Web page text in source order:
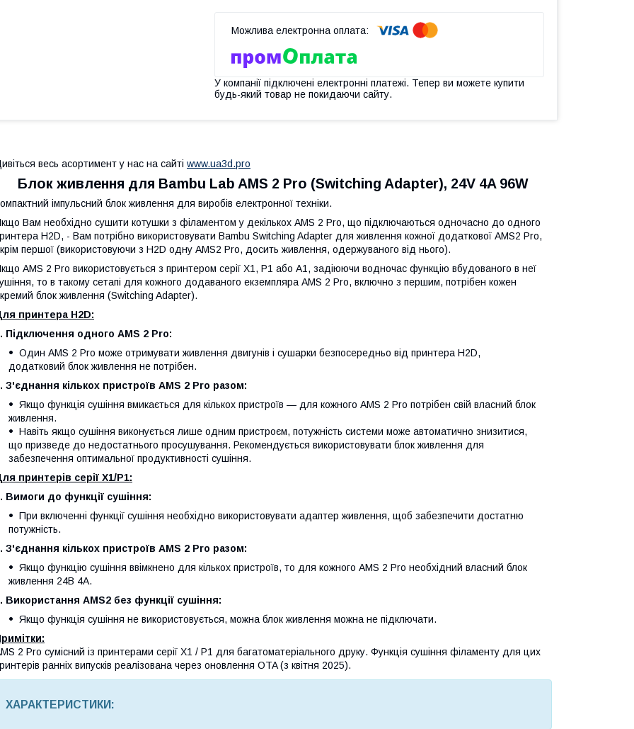
У компанії підключені електронні платежі. Тепер ви можете купити
будь-який товар не покидаючи сайту.
весь асортимент у нас на сайті www.ua3d.pro
Блок живлення для Bambu Lab AMS 2 Pro (Switching Adapter), 24V 4A 96W
імпульсний блок живлення для виробів електронної техніки.
Вам необхідно сушити котушки з філаментом у декількох AMS 2 Pro, що підключаються одночасно до одного
H2D, - Вам потрібно використовувати Bambu Switching Adapter для живлення кожної додаткової AMS2 Pro,
першої (використовуючи з H2D одну AMS2 Pro, досить живлення, одержуваного від нього).
AMS 2 Pro використовується з принтером серії X1, P1 або A1, задіюючи водночас функцію вбудованого в неї
то в такому сетапі для кожного додаваного екземпляра AMS 2 Pro, включно з першим, потрібен кожен
блок живлення (Switching Adapter).
принтера H2D:
Підключення одного AMS 2 Pro:
Один AMS 2 Pro може отримувати живлення двигунів і сушарки безпосередньо від принтера H2D,
додатковий блок живлення не потрібен.
З'єднання кількох пристроїв AMS 2 Pro разом:
Якщо функція сушіння вмикається для кількох пристроїв — для кожного AMS 2 Pro потрібен свій власний блок
живлення.
Навіть якщо сушіння виконується лише одним пристроєм, потужність системи може автоматично знизитися,
що призведе до недостатнього просушування. Рекомендується використовувати блок живлення для
забезпечення оптимальної продуктивності сушіння.
принтерів серії X1/P1:
Вимоги до функції сушіння:
При включенні функції сушіння необхідно використовувати адаптер живлення, щоб забезпечити достатню
потужність.
З'єднання кількох пристроїв AMS 2 Pro разом:
Якщо функцію сушіння ввімкнено для кількох пристроїв, то для кожного AMS 2 Pro необхідний власний блок
живлення 24В 4А.
Використання AMS2 без функції сушіння:
Якщо функція сушіння не використовується, можна блок живлення можна не підключати.
2 Pro сумісний із принтерами серії X1 / P1 для багатоматеріального друку. Функція сушіння філаменту для цих
ранніх випусків реалізована через оновлення OTA (з квітня 2025).
ХАРАКТЕРИСТИКИ: